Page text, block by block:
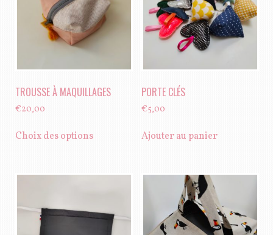
TROUSSE À MAQUILLAGES
€20,00
Choix des optionsproduit
options
peuvent
PORTE CLÉS
€5,00
Ajouter au panier